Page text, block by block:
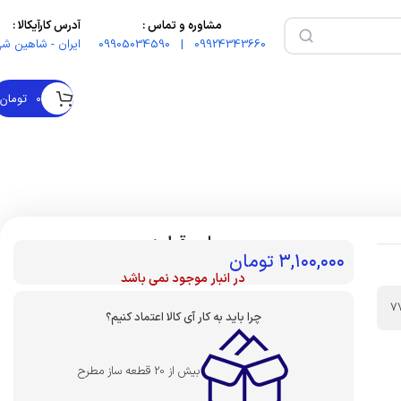
مشاوره و تماس :
09924343660 | 09905034590
آدرس کارآیکالا :
ایران - شاهین
۰ تومان
بهای قطعه :
۳,۱۰۰,۰۰۰ تومان
در انبار موجود نمی باشد
چرا باید به کار آی کالا اعتماد کنیم؟
بیش از 20 قطعه ساز مطرح